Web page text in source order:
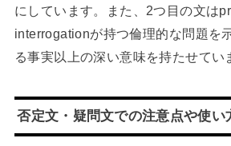
にしています。また、2つ目の文は
interrogationが持つ倫理的な問題を
る事実以上の深い意味を持たせてい
否定文・疑問文での注意点や使い